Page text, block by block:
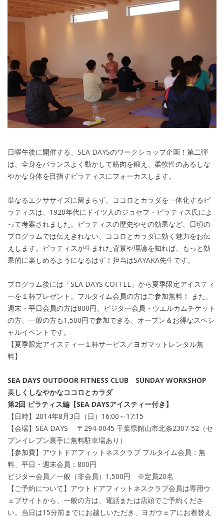
日曜午後に開催する、SEA DAYSのワークショップ企画！第二弾
は、全身をバランスよく動かして筋肉を鍛え、柔軟性のあるしな
やかな身体を目指すピラティスにフォーカスします。
単なるエクササイズに留まらず、ココロとカラダを一体化するピ
ラティスは、1920年代にドイツ人のジョセフ・ピラティス氏によ
って考案されました。ピラティスの歴史やその効果など、日頃の
プログラムでは伝えきれない、ココロとカラダに効く魅力をお伝
えします。ピラティスが生まれた背景や理論を知れば、もっと効
果的に楽しめるようになるはず！担当はSAYAKA先生です。
プログラム後には「SEA DAYS COFFEE」から夏季限定アイスティ
ーを１杯プレゼント。フルタイム会員の方はご参加無料！ また、
週末・平日会員の方は800円、ビジター会員・ウエルカムチケット
の方、一般の方も1,500円で参加できる、オープン＆お得なスペシ
ャルイベントです。
【夏季限定アイスティー１杯サービス／ヨガマットレンタル無
料】
SEA DAYS OUTDOOR FITNESS CLUB SUNDAY WORKSHOP
美しくしなやかなココロとカラダ
第2回 ピラティス編【SEA DAYSアイスティー付き】
【日時】2014年8月3日（日）16:00～17:15
【会場】SEA DAYS 〒294-0045 千葉県館山市北条2307-52（セ
ブンイレブン裏手に無料駐車場あり）
【参加費】アウトドアフィットネスクラブ フルタイム会員：無
料、平日・週末会員：800円
ビジター会員／一般（非会員）1,500円 ※定員20名
【ご予約について】アウトドアフィットネスクラブ会員は専用ウ
ェブサイトから、一般の方は、電話または店頭でご予約くださ
い。当日は15分前までにお越しいただき、ヨガウェアにお着替え